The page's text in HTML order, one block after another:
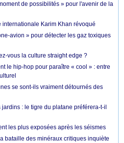
de possibilités » pour l'avenir de la
Karim Khan révoqué
avion » pour détecter les gaz toxiques
vous la culture straight edge ?
le hip-hop pour paraître « cool » : entre
se sont-ils vraiment détournés des
: le tigre du platane préférera-t-il
les plus exposées après les séismes
bataille des minéraux critiques inquiète